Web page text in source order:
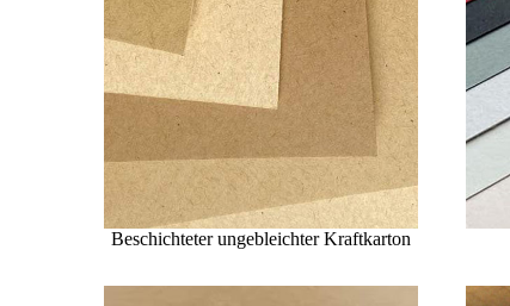
Beschichteter ungebleichter Kraftkarton